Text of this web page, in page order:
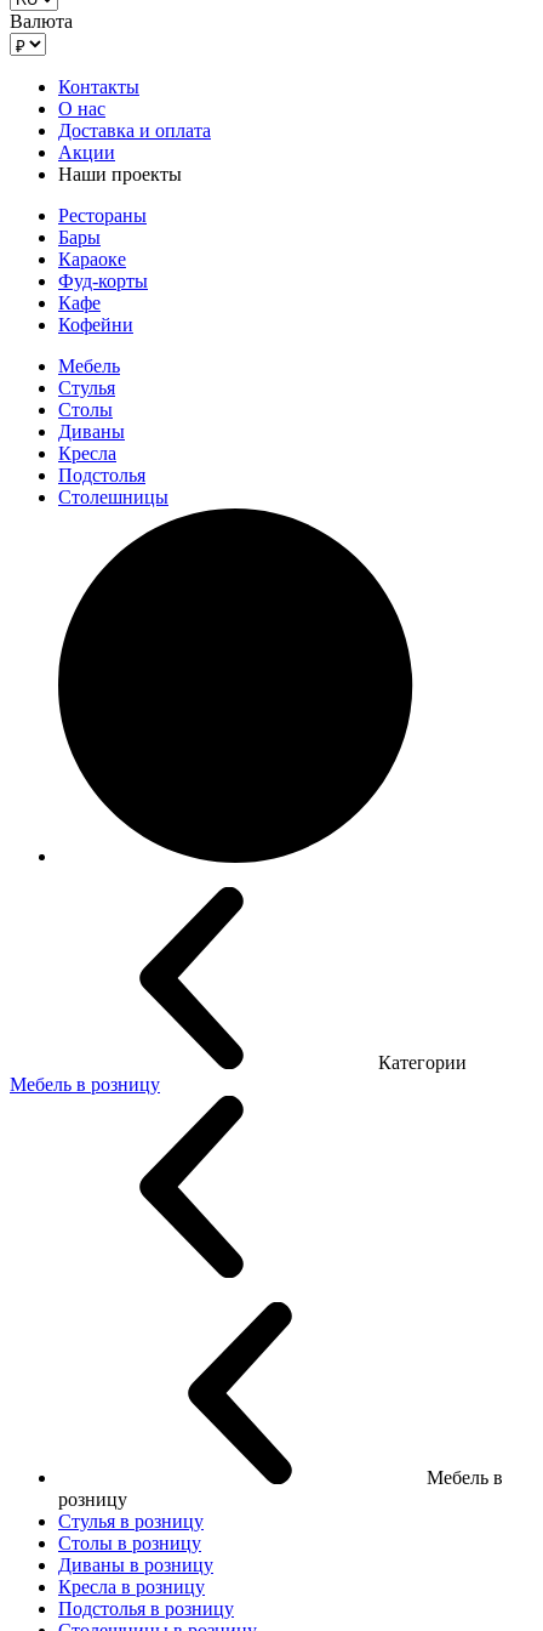
Валюта
Контакты
О нас
Доставка и оплата
Акции
Наши проекты
Рестораны
Бары
Караоке
Фуд-корты
Кафе
Кофейни
Мебель
Стулья
Столы
Диваны
Кресла
Подстолья
Столешницы
Категории
Мебель в розницу
Мебель в
розницу
Стулья в розницу
Столы в розницу
Диваны в розницу
Кресла в розницу
Подстолья в розницу